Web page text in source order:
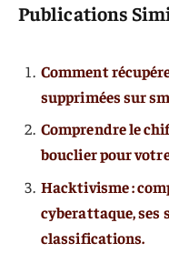
Publications
Comment
supprimées sur
Comprendre le
bouclier pour
Hacktivisme :
cyberattaque, ses
classifications.